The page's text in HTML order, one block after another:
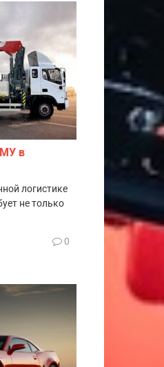
в
логистике
не только
0